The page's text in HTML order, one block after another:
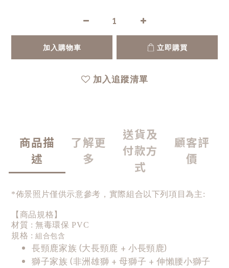
加入購物車 立即購買
加入追蹤清單
商品描
述
了解更
多
送貨及
付款方
式
顧客評
價
*佈景照片僅供示意參考，實際組合以下列項目為主:
【商品規格】
材質 : 無毒環保 PVC
規格 : 組合包含
長頸鹿家族 (大長頸鹿 + 小長頸鹿)
獅子家族 (非洲雄獅 + 母獅子 + 伸懶腰小獅子